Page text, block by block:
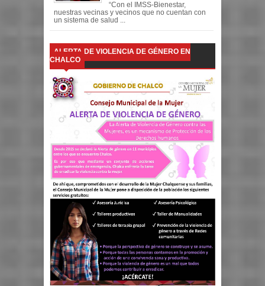
“Con el IMSS-Bienestar,
nuestras vecinas y vecinos que no cuentan con
un sistema de salud ...
ALERTA DE VIOLENCIA DE GÉNERO EN
CHALCO